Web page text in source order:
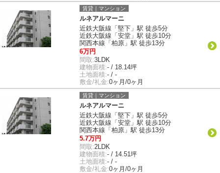
賃貸｜マンション
ルネアルマーニ
近鉄大阪線「堅下」駅 徒歩5分
近鉄大阪線「安堂」駅 徒歩10分
関西本線「柏原」駅 徒歩13分
6万円
間取:3LDK
建物面積:- / 18.14坪
土地面積:- / -
敷金/礼金:0ヶ月/0ヶ月
賃貸｜マンション
ルネアルマーニ
近鉄大阪線「堅下」駅 徒歩5分
近鉄大阪線「安堂」駅 徒歩10分
関西本線「柏原」駅 徒歩13分
5.7万円
間取:2LDK
建物面積:- / 14.51坪
土地面積:- / -
敷金/礼金:0ヶ月/0ヶ月